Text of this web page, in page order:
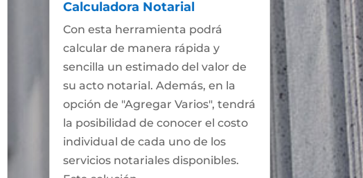
Calculadora Notarial
Con esta herramienta podrá
calcular de manera rápida y
sencilla un estimado del valor de
su acto notarial. Además, en la
opción de "Agregar Varios", tendrá
la posibilidad de conocer el costo
individual de cada uno de los
servicios notariales disponibles.